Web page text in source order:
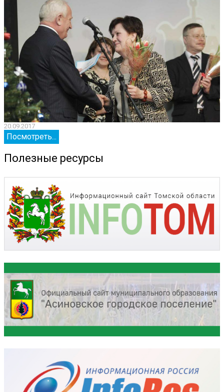
20.09.2017
Посмотреть...
Полезные ресурсы